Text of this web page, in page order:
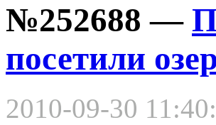
№252688 —
посетили
2010-09-30